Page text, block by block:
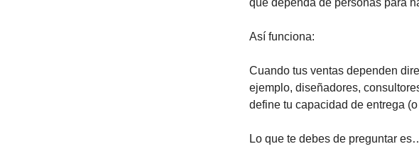
que dependa de personas para
Así funciona:
Cuando tus ventas dependen
ejemplo, diseñadores,
define tu capacidad de entrega
Lo que te debes de preguntar